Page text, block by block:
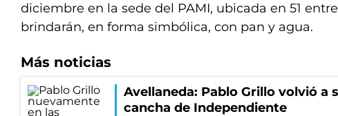
diciembre en la sede del PAMI, ubicada en 51 entre
brindarán, en forma simbólica, con pan y agua.
Más noticias
Avellaneda: Pablo Grillo volvió a
cancha de Independiente